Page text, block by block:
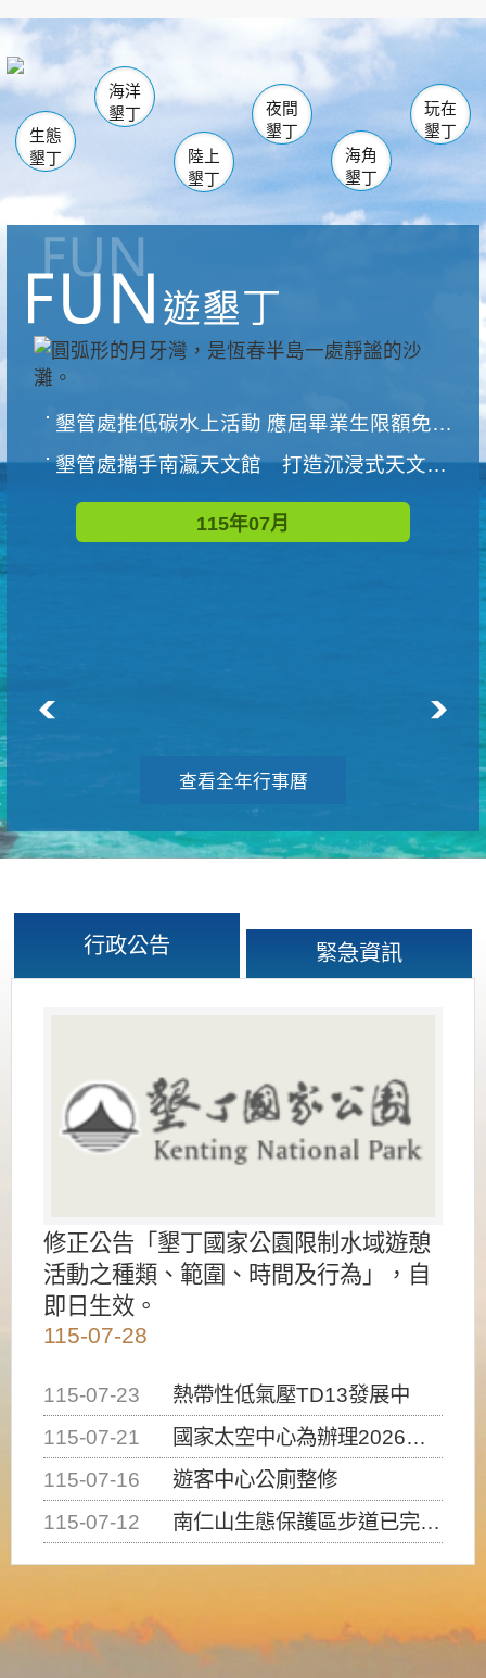
南仁湖
海生館
恆春 佳樂水
龍鑾潭自然中心 森林遊樂區
瓊麻館
關山 墾管處遊客中心
社頂公園 風吹沙
船帆石
白砂 龍磐公園
香蕉灣
砂島
鵝鑾鼻
生態
墾丁
海洋
墾丁
陸上
墾丁
夜間
墾丁
海角
墾丁
玩在
墾丁
墾管處推低碳水上活動 應屆畢業生限額免費參加
墾管處攜手南瀛天文館 打造沉浸式天文探索營隊
115年07月
查看全年行事曆
行政公告 緊急資訊
修正公告「墾丁國家公園限制水域遊憩
活動之種類、範圍、時間及行為」，自
即日生效。
115-07-28
115-07-23
熱帶性低氣壓TD13發展中
115-07-21
國家太空中心為辦理2026台灣盃火箭競賽，陸、海、空域警戒及協調相關事宜，因颱風備案事宜
115-07-16
遊客中心公廁整修
115-07-12
南仁山生態保護區步道已完成修復，自115年7月13日（星期一）起恢復開放入園，歡迎民眾依規定申請入園....